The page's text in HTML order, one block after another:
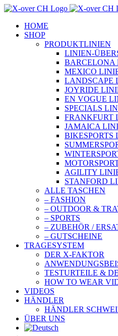
Zum
springenHOME
SHOP
PRODUKTLINIEN
LINIEN-
BARCELONA
MEXICO
LANDSCAPE
JOYRIDE
EN VOGUE
SPECIALS
FRANKFURT
JAMAICA
BIKESPORTS
AGILITY
STANFORD
ALLE TASCHEN
– FASHION
– OUTDOOR &
– SPORTS
– ZUBEHÖR /
– GUTSCHEINE
TRAGESYSTEM
DER X-FAKTOR
TESTURTEILE &
HOW TO WEAR
VIDEOS
HÄNDLER
HÄNDLER
ÜBER UNS